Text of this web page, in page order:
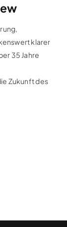
klarer
35 Jahre
Zukunft des